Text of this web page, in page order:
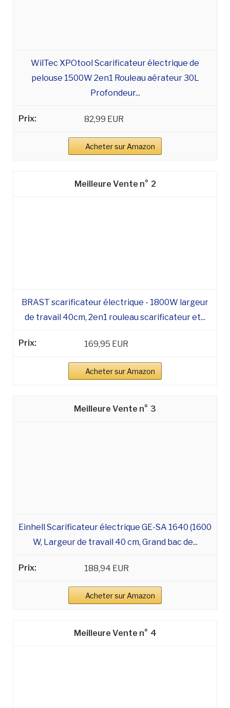
WilTec XPOtool Scarificateur électrique de
pelouse 1500W 2en1 Rouleau aérateur 30L
Profondeur...
82,99 EUR
Acheter sur Amazon
2
BRAST scarificateur électrique - 1800W largeur
de travail 40cm, 2en1 rouleau scarificateur et...
169,95 EUR
Acheter sur Amazon
3
Einhell Scarificateur électrique GE-SA 1640 (1600
W, Largeur de travail 40 cm, Grand bac de...
188,94 EUR
Acheter sur Amazon
4